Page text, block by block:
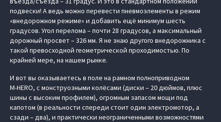
подвески! А ведь можно перевести пневмоэлементы в режим
«внедорожном режиме» и добавить ещё минимум шесть
градусов. Угол перелома – почти 28 градусов, а максимальный
дорожный просвет – 326 мм. Я не знаю другого внедорожника с
такой превосходной геометрической проходимостью. По
крайней мере, на нашем рынке.
И вот вы оказываетесь в поле на рамном полноприводном
M‑HERO, с монструозными колёсами (диски – 20 дюймов, плюс
шины с высоким профилем), огромным запасом мощи под
капотом (в реальности спереди стоит один электромотор, а
сзади – два), и практически неограниченными возможностями